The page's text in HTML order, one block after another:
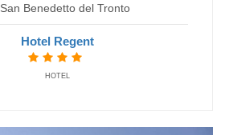
San Benedetto del Tronto
Hotel Regent
HOTEL